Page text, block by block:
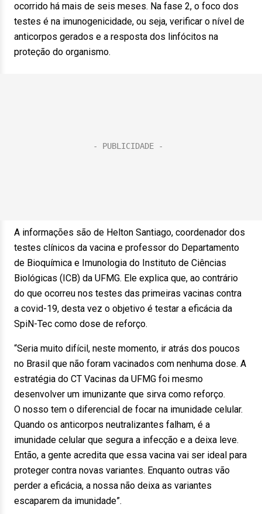
ocorrido há mais de seis meses. Na fase 2, o foco dos
testes é na imunogenicidade, ou seja, verificar o nível de
anticorpos gerados e a resposta dos linfócitos na
proteção do organismo.
A informações são de Helton Santiago, coordenador dos
testes clínicos da vacina e professor do Departamento
de Bioquímica e Imunologia do Instituto de Ciências
Biológicas (ICB) da UFMG. Ele explica que, ao contrário
do que ocorreu nos testes das primeiras vacinas contra
a covid-19, desta vez o objetivo é testar a eficácia da
SpiN-Tec como dose de reforço.
“Seria muito difícil, neste momento, ir atrás dos poucos
no Brasil que não foram vacinados com nenhuma dose. A
estratégia do CT Vacinas da UFMG foi mesmo
desenvolver um imunizante que sirva como reforço.
O nosso tem o diferencial de focar na imunidade celular.
Quando os anticorpos neutralizantes falham, é a
imunidade celular que segura a infecção e a deixa leve.
Então, a gente acredita que essa vacina vai ser ideal para
proteger contra novas variantes. Enquanto outras vão
perder a eficácia, a nossa não deixa as variantes
escaparem da imunidade”.